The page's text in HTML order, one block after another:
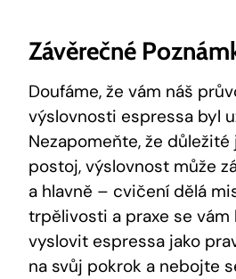
Závěrečné
Doufáme, že vám náš
výslovnosti espressa byl
Nezapomeňte, že
postoj, výslovnost může
a hlavně – cvičení dělá
trpělivosti a praxe se
vyslovit espressa jako
na svůj pokrok a nebojte